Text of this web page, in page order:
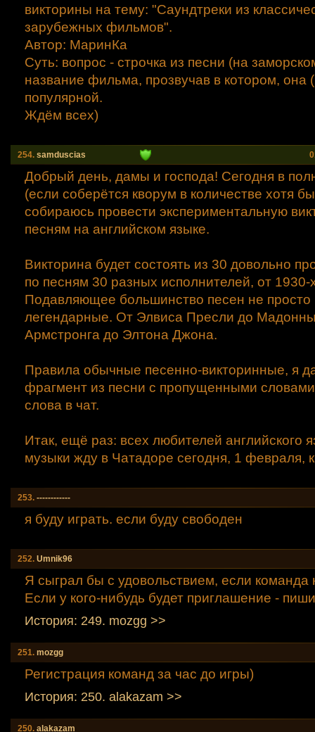
викторины на тему: "Саундтреки из
зарубежных фильмов".
Автор: МаринКа
Суть: вопрос - строчка из песни (на
название фильма, прозвучав в котором, она
популярной.
Ждём всех)
254. samduscias
Добрый день, дамы и господа! Сегодня в
(если соберётся кворум в количестве хотя
собираюсь провести экспериментальную
песням на английском языке.
Викторина будет состоять из 30 довольно
по песням 30 разных исполнителей, от 1930-
Подавляющее большинство песен не просто
легендарные. От Элвиса Пресли до
Армстронга до Элтона Джона.
Правила обычные песенно-викторинные, я
фрагмент из песни с пропущенными
слова в чат.
Итак, ещё раз: всех любителей английского
музыки жду в Чатадоре сегодня, 1 февраля,
253. ------------
я буду играть. если буду свободен
252. Umnik96
Я сыграл бы с удовольствием, если команда
Если у кого-нибудь будет приглашение -
История: 249. mozgg >>
251. mozgg
Регистрация команд за час до игры)
История: 250. alakazam >>
250. alakazam